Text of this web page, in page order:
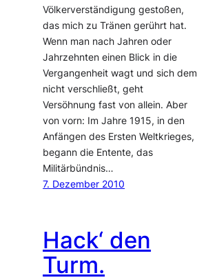
Völkerverständigung gestoßen,
das mich zu Tränen gerührt hat.
Wenn man nach Jahren oder
Jahrzehnten einen Blick in die
Vergangenheit wagt und sich dem
nicht verschließt, geht
Versöhnung fast von allein. Aber
von vorn: Im Jahre 1915, in den
Anfängen des Ersten Weltkrieges,
begann die Entente, das
Militärbündnis…
7. Dezember 2010
Hack‘ den
Turm.